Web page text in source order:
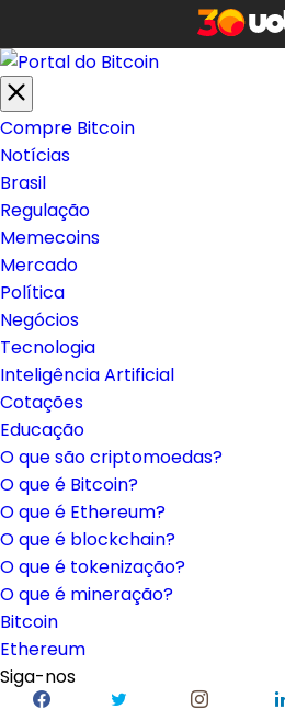
Compre Bitcoin
Notícias
Brasil
Regulação
Memecoins
Mercado
Política
Negócios
Tecnologia
Inteligência Artificial
Cotações
Educação
O que são criptomoedas?
O que é Bitcoin?
O que é Ethereum?
O que é blockchain?
O que é tokenização?
O que é mineração?
Bitcoin
Ethereum
Siga-nos